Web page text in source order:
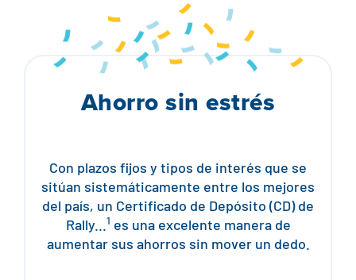
Ventajas de la cuenta corriente
Socios distribuidores
Calculadora de pagos
Préstamos para vehículos especiales
Comprar una casa
Refinanciación
Préstamo VA y Refi
Construir o renovar
Capital inmobiliario
Préstamos personales
Pagos de
Centro de
Ver todas las
Comprobación de
Ahorro
Préstamos
Ubicaciones
Recursos
Centro de ayuda
Banca digital
Ahorro sin estrés
Con plazos fijos y tipos de interés que se
sitúan sistemáticamente entre los mejores
del país, un Certificado de Depósito (CD) de
Rally...1 es una excelente manera de
aumentar sus ahorros sin mover un dedo.